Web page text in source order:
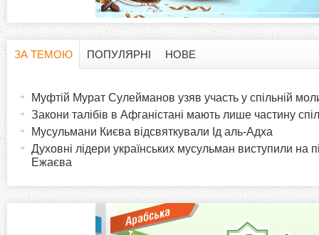
ЗА ТЕМОЮ
ПОПУЛЯРНІ НОВЕ
Муфтій Мурат Сулейманов узяв участь у спільній
Закони талібів в Афганістані мають лише частину
Мусульмани Києва відсвяткували Ід аль-Адха
Духовні лідери українських мусульман виступили на
Ежаєва